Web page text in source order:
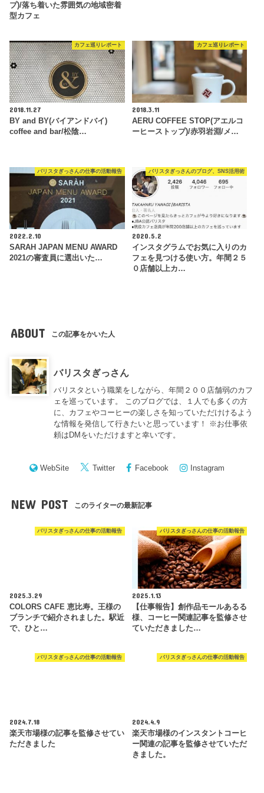
プ)/落ち着いた雰囲気の地域密着
型カフェ
カフェ巡りレポート
2018.11.27
BY and BY(バイアンドバイ)
coffee and bar/松陰…
カフェ巡りレポート
2018.3.11
AERU COFFEE STOP(アエルコ
ーヒーストップ)/赤羽岩淵/メ…
バリスタぎっさんの仕事の活動報告
2022.2.10
SARAH JAPAN MENU AWARD
2021の審査員に選出いた…
バリスタぎっさんのブログ、SNS活用術
2020.5.2
インスタグラムでお気に入りのカ
フェを見つける使い方。年間２５
０店舗以上カ…
ABOUT この記事をかいた人
バリスタぎっさん
バリスタという職業をしながら、年間２００店舗弱のカフ
ェを巡っています。 このブログでは、１人でも多くの方
に、カフェやコーヒーの楽しさを知っていただけけるよう
な情報を発信して行きたいと思っています！ ※お仕事依
頼はDMをいただけますと幸いです。
WebSite Twitter Facebook Instagram
NEW POST このライターの最新記事
バリスタぎっさんの仕事の活動報告
2025.3.29
COLORS CAFE 恵比寿。王様の
ブランチで紹介されました。駅近
で、ひと…
バリスタぎっさんの仕事の活動報告
2025.1.13
【仕事報告】創作品モールあるる
様、コーヒー関連記事を監修させ
ていただきました…
バリスタぎっさんの仕事の活動報告
2024.7.18
楽天市場様の記事を監修させてい
ただきました
バリスタぎっさんの仕事の活動報告
2024.4.9
楽天市場様のインスタントコーヒ
ー関連の記事を監修させていただ
きました。